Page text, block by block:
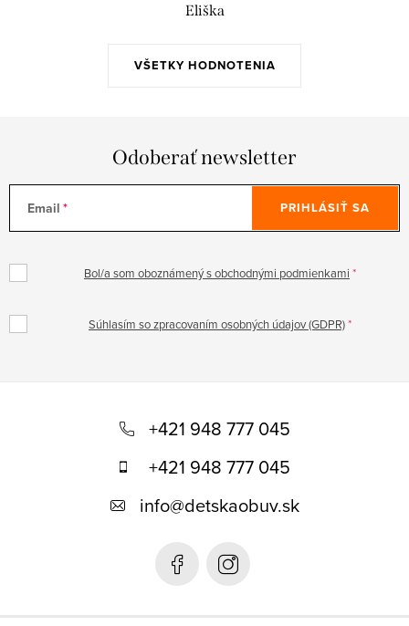
VŠETKY HODNOTENIA
Eliška
Odoberať newsletter
Email
Bol/a som oboznámený s obchodnými podmienkami
Súhlasím so zpracovaním osobných údajov (GDPR)
PRIHLÁSIŤ SA
+421 948 777 045
+421 948 777 045
info@detskaobuv.sk